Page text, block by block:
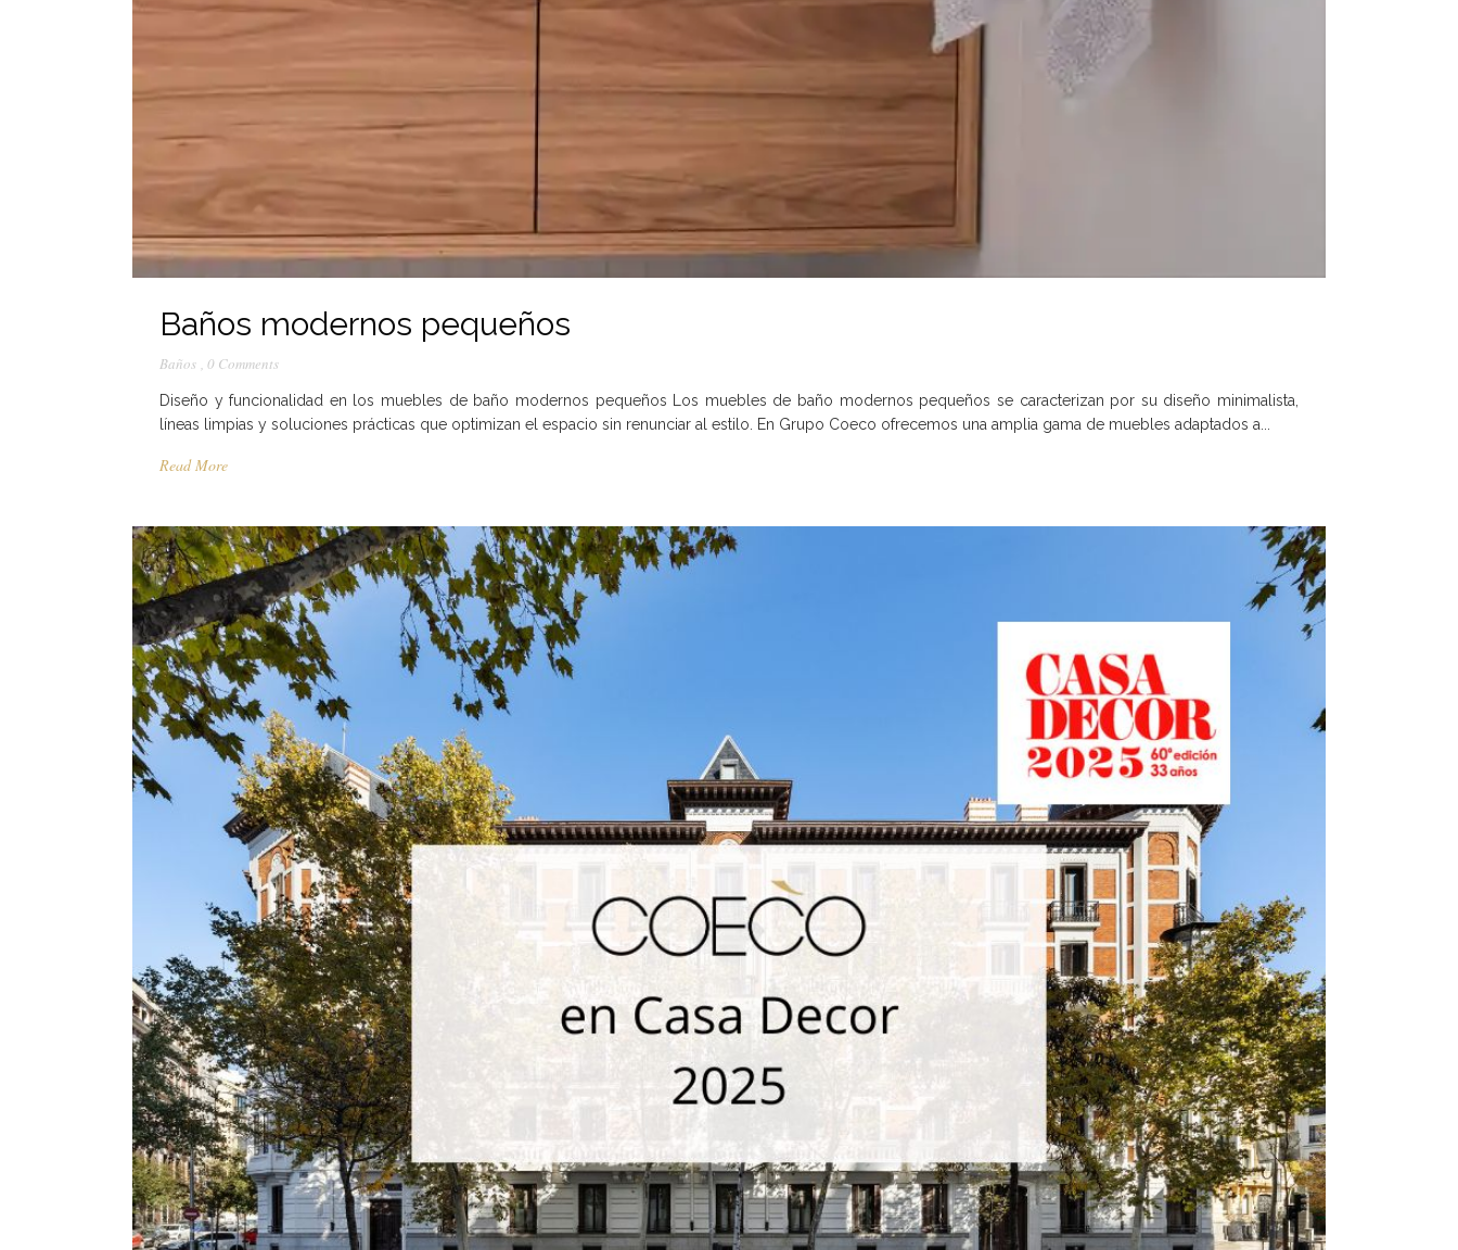
Baños modernos pequeños
Baños , 0 Comments
Diseño y funcionalidad en los muebles de baño modernos pequeños Los muebles de baño modernos pequeños se caracterizan por su diseño minimalista,
líneas limpias y soluciones prácticas que optimizan el espacio sin renunciar al estilo. En Grupo Coeco ofrecemos una amplia gama de muebles adaptados a...
Read More